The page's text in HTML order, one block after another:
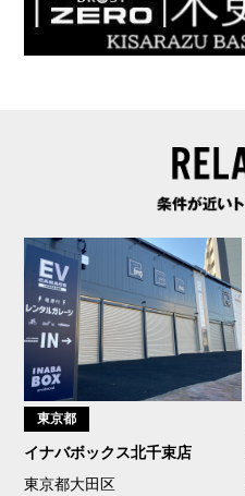
東京都
イナバボックス北千束店
東京都大田区